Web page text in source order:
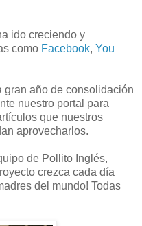
ido creciendo y
como Facebook, You
gran año de consolidación
nuestro portal para
que nuestros
aprovecharlos.
de Pollito Inglés,
crezca cada día
del mundo! Todas